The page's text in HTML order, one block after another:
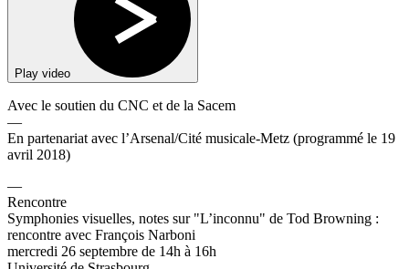
Play video
Avec le soutien du CNC et de la Sacem
—
En partenariat avec l’Arsenal/Cité musicale-Metz (programmé le 19
avril 2018)
—
Rencontre
Symphonies visuelles, notes sur "L’inconnu" de Tod Browning :
rencontre avec François Narboni
mercredi 26 septembre de 14h à 16h